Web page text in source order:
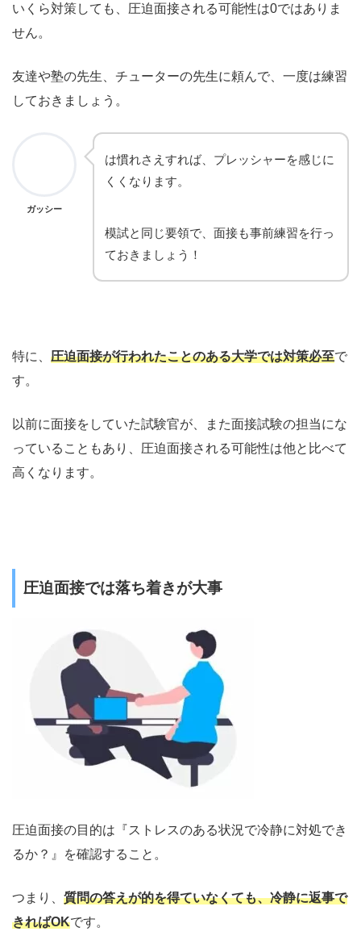
いくら対策しても、圧迫面接される可能性は0ではありま
せん。
友達や塾の先生、チューターの先生に頼んで、一度は練習
しておきましょう。
ガッシー
は慣れさえすれば、プレッシャーを感じに
くくなります。
模試と同じ要領で、面接も事前練習を行っ
ておきましょう！
特に、 圧迫面接が行われたことのある大学では対策必至で
す。
以前に面接をしていた試験官が、また面接試験の担当にな
っていることもあり、圧迫面接される可能性は他と比べて
高くなります。
圧迫面接では落ち着きが大事
圧迫面接の目的は『ストレスのある状況で冷静に対処でき
るか？』を確認すること。
つまり、 質問の答えが的を得ていなくても、冷静に返事で
きればOKです。